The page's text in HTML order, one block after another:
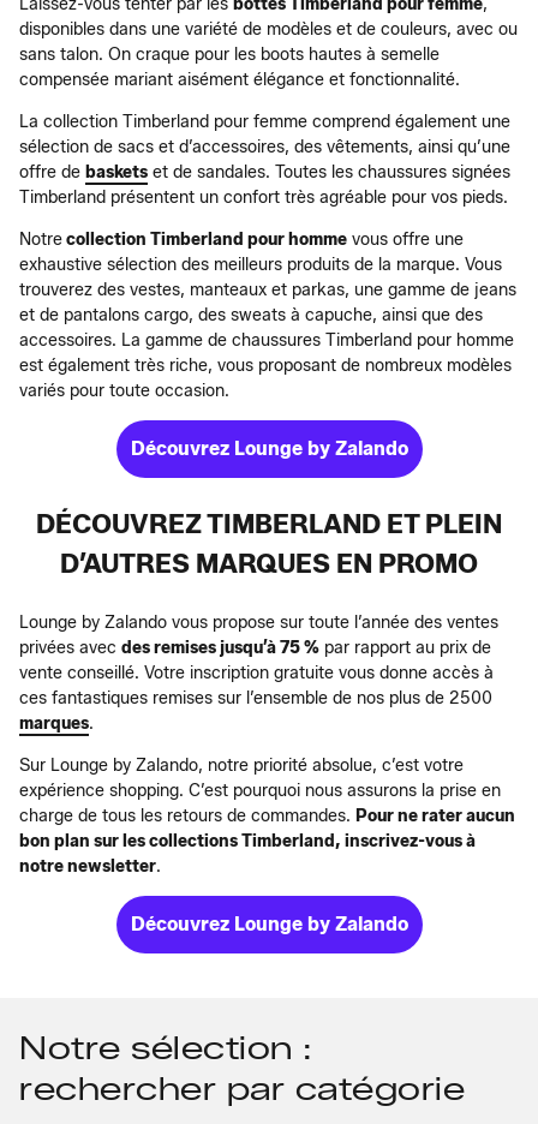
Laissez-vous tenter par les bottes Timberland pour femme,
disponibles dans une variété de modèles et de couleurs, avec ou
sans talon. On craque pour les boots hautes à semelle
compensée mariant aisément élégance et fonctionnalité.
La collection Timberland pour femme comprend également une
sélection de sacs et d’accessoires, des vêtements, ainsi qu’une
offre de baskets et de sandales. Toutes les chaussures signées
Timberland présentent un confort très agréable pour vos pieds.
Notrecollection Timberland pour homme vous offre une
exhaustive sélection des meilleurs produits de la marque. Vous
trouverez des vestes, manteaux et parkas, une gamme de jeans
et de pantalons cargo, des sweats à capuche, ainsi que des
accessoires. La gamme de chaussures Timberland pour homme
est également très riche, vous proposant de nombreux modèles
variés pour toute occasion.
Découvrez Lounge by Zalando
DÉCOUVREZ TIMBERLAND ET PLEIN
D’AUTRES MARQUES EN PROMO
Lounge by Zalando vous propose sur toute l’année des ventes
privées avec des remises jusqu’à 75 % par rapport au prix de
vente conseillé. Votre inscription gratuite vous donne accès à
ces fantastiques remises sur l’ensemble de nos plus de 2500
marques.
Sur Lounge by Zalando, notre priorité absolue, c’est votre
expérience shopping. C’est pourquoi nous assurons la prise en
charge de tous les retours de commandes. Pour ne rater aucun
bon plan sur les collections Timberland, inscrivez-vous à
notre newsletter.
Découvrez Lounge by Zalando
Notre sélection :
rechercher par catégorie